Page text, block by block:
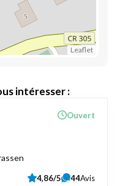
Leaflet
intéresser :
Ouvert
4,86/5 44Avis